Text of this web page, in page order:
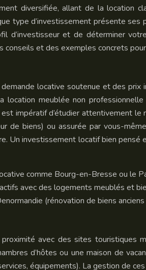
diversifiée, allant de la location
type d’investissement présente
d’investisseur et de déterminer
conseils et des exemples concrets
locative soutenue et des
location meublée non
impératif d’étudier attentivement
de biens) ou assurée par vous-
Un investissement locatif bien
comme Bourg-en-Bresse ou le
avec des logements meublés et
(rénovation de biens
avec des sites
d’hôtes ou une maison de
équipements). La gestion de